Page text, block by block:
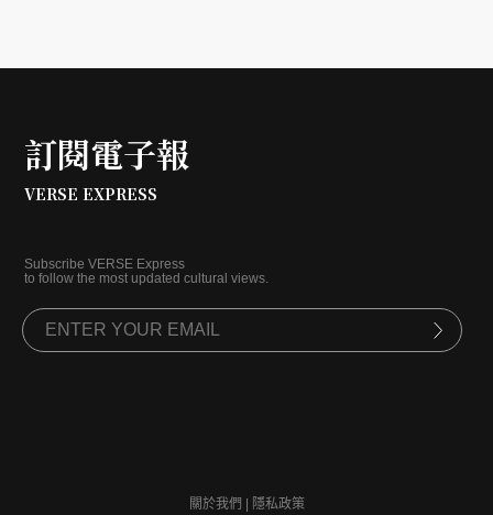
訂閱電子報
VERSE EXPRESS
Subscribe VERSE Express
to follow the most updated cultural views.
關於我們 隱私政策